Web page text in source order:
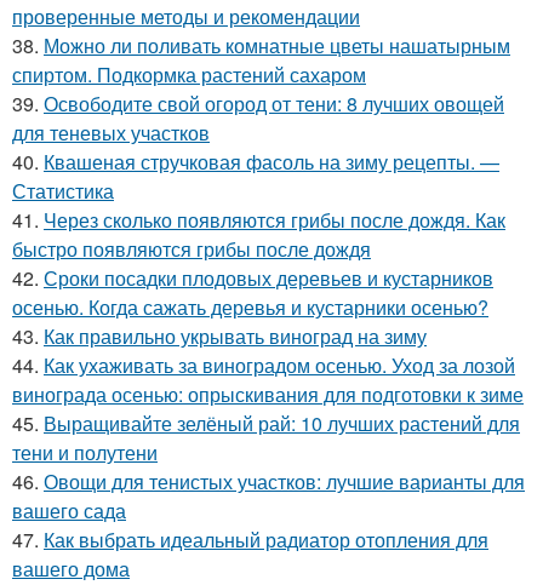
проверенные методы и рекомендации
38. Можно ли поливать комнатные цветы нашатырным
спиртом. Подкормка растений сахаром
39. Освободите свой огород от тени: 8 лучших овощей
для теневых участков
40. Квашеная стручковая фасоль на зиму рецепты. —
Статистика
41. Через сколько появляются грибы после дождя. Как
быстро появляются грибы после дождя
42. Сроки посадки плодовых деревьев и кустарников
осенью. Когда сажать деревья и кустарники осенью?
43. Как правильно укрывать виноград на зиму
44. Как ухаживать за виноградом осенью. Уход за лозой
винограда осенью: опрыскивания для подготовки к зиме
45. Выращивайте зелёный рай: 10 лучших растений для
тени и полутени
46. Овощи для тенистых участков: лучшие варианты для
вашего сада
47. Как выбрать идеальный радиатор отопления для
вашего дома